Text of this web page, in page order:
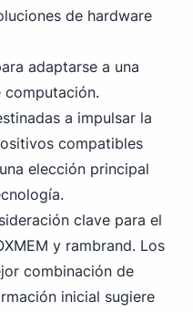
de hardware
adaptarse a una
computación.
a impulsar la
compatibles
elección principal
clave para el
y rambrand. Los
combinación de
inicial sugiere